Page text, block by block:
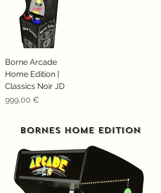
Borne Arcade
Home Edition |
Classics Noir JD
Prix
999,00 €
Bornes Home edition